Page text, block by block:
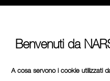
Benvenuti da
A cosa servono i cookie utilizzati